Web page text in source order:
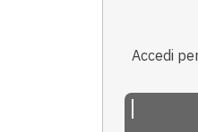
Accedi